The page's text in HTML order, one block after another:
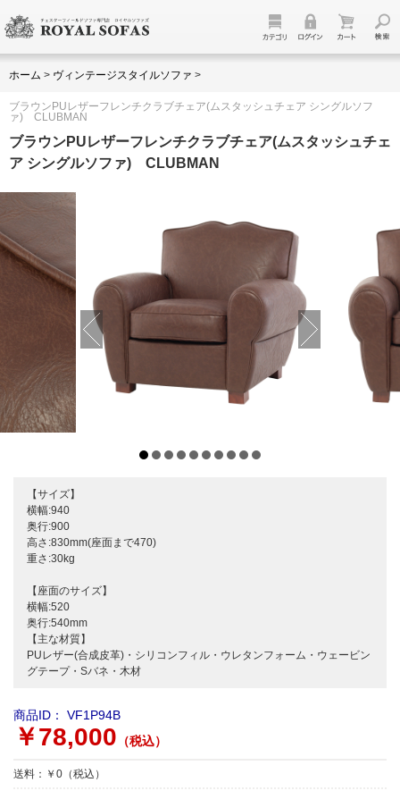
ホーム > ヴィンテージスタイルソファ >
ブラウンPUレザーフレンチクラブチェア(ムスタッシュチェア シングルソフ
ァ) CLUBMAN
ブラウンPUレザーフレンチクラブチェア(ムスタッシュチェ
ア シングルソファ) CLUBMAN
【サイズ】
横幅:940
奥行:900
高さ:830mm(座面まで470)
重さ:30kg
【座面のサイズ】
横幅:520
奥行:540mm
【主な材質】
PUレザー(合成皮革)・シリコンフィル・ウレタンフォーム・ウェービン
グテープ・Sバネ・木材
商品ID： VF1P94B
￥78,000 （税込）
送料：￥0（税込）